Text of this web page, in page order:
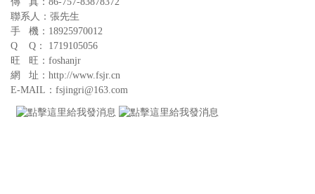
聯系人：張先生
手 機：18925970012
Q Q： 1719105056
旺 旺：foshanjr
網 址：http://www.fsjr.cn
E-MAIL：fsjingri@163.com